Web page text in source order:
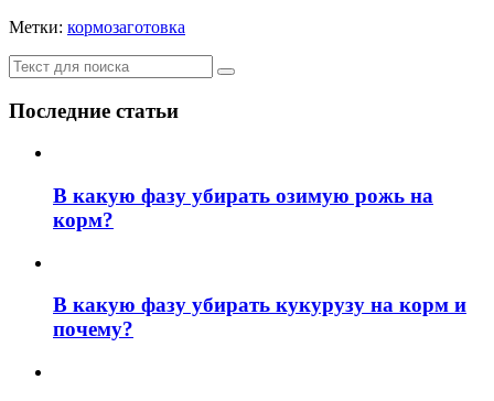
Метки: кормозаготовка
Последние статьи
В какую фазу убирать озимую рожь на
корм?
В какую фазу убирать кукурузу на корм и
почему?